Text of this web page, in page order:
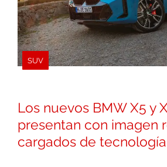
SUV
Los nuevos BMW X5 y
presentan con imagen
cargados de tecnología